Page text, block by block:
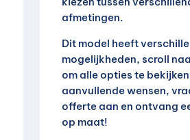
afmetingen.
Dit model heeft
mogelijkheden, scroll
om alle opties te
aanvullende wensen,
offerte aan en ontvang
op maat!